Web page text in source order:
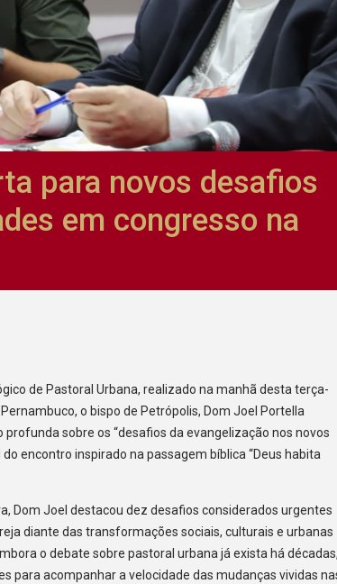
para novos desafios
em congresso na
de Pastoral Urbana, realizado na manhã desta terça-
o bispo de Petrópolis, Dom Joel Portella
sobre os “desafios da evangelização nos novos
encontro inspirado na passagem bíblica “Deus habita
Dom Joel destacou dez desafios considerados urgentes
diante das transformações sociais, culturais e urbanas
o debate sobre pastoral urbana já exista há décadas,
para acompanhar a velocidade das mudanças vividas